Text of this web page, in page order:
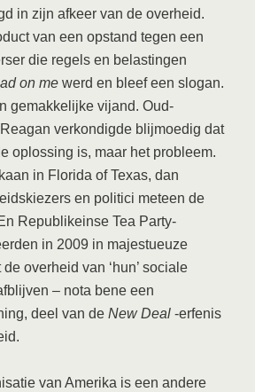
in zijn afkeer van de overheid.
van een opstand tegen een
die regels en belastingen
on mewerd en bleef een slogan.
gemakkelijke vijand. Oud-
verkondigde blijmoedig dat
oplossing is, maar het probleem.
in Florida of Texas, dan
en politici meteen de
Republikeinse Tea Party-
in 2009 in majestueuze
overheid van ‘hun’ sociale
– nota bene een
deel van deNew Deal-erfenis
van Amerika is een andere